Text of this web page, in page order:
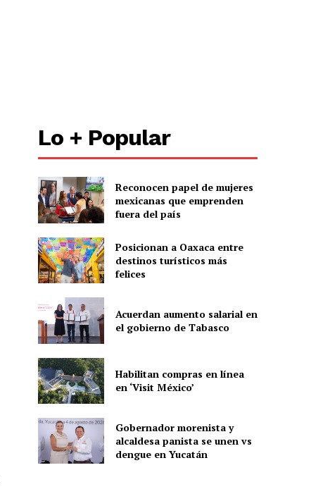
Lo + Popular
Reconocen papel de mujeres
mexicanas que emprenden
fuera del país
Posicionan a Oaxaca entre
destinos turísticos más
felices
Acuerdan aumento salarial en
el gobierno de Tabasco
Habilitan compras en línea
en ‘Visit México’
Gobernador morenista y
alcaldesa panista se unen vs
dengue en Yucatán